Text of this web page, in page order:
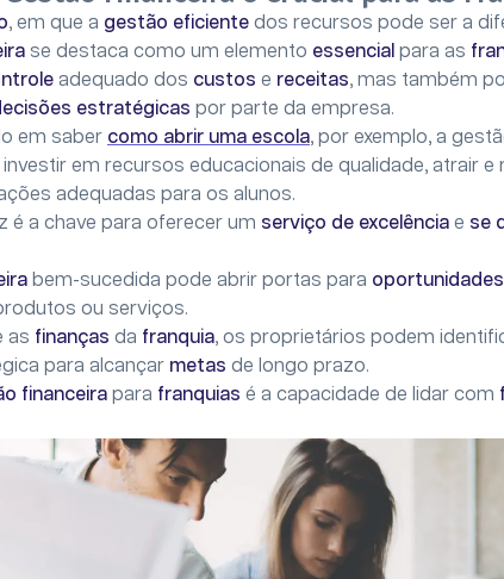
, em que a gestão eficiente dos recursos pode ser a
se destaca como um elemento essencial para as
adequado dos custos e receitas, mas também
estratégicas por parte da empresa.
em saber como abrir uma escola, por exemplo, a
em recursos educacionais de qualidade, atrair e
adequadas para os alunos.
é a chave para oferecer um serviço de excelência e se
bem-sucedida pode abrir portas para oportunidades
ou serviços.
as finanças da franquia, os proprietários podem
para alcançar metas de longo prazo.
financeira para franquias é a capacidade de lidar com